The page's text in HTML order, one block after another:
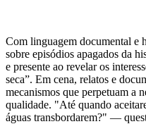
Com linguagem documental e
sobre episódios apagados da
e presente ao revelar os
seca”. Em cena, relatos e
mecanismos que perpetuam a
qualidade. "Até quando
águas transbordarem?" —